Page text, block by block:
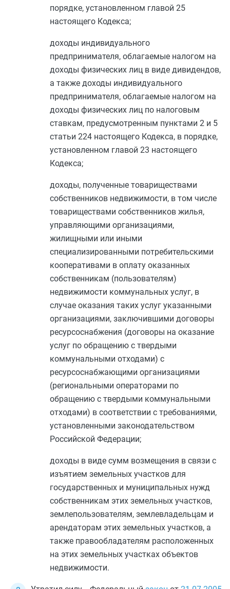
порядке, установленном главой 25
настоящего Кодекса;
доходы индивидуального
предпринимателя, облагаемые налогом на
доходы физических лиц в виде дивидендов,
а также доходы индивидуального
предпринимателя, облагаемые налогом на
доходы физических лиц по налоговым
ставкам, предусмотренным пунктами 2 и 5
статьи 224 настоящего Кодекса, в порядке,
установленном главой 23 настоящего
Кодекса;
доходы, полученные товариществами
собственников недвижимости, в том числе
товариществами собственников жилья,
управляющими организациями,
жилищными или иными
специализированными потребительскими
кооперативами в оплату оказанных
собственникам (пользователям)
недвижимости коммунальных услуг, в
случае оказания таких услуг указанными
организациями, заключившими договоры
ресурсоснабжения (договоры на оказание
услуг по обращению с твердыми
коммунальными отходами) с
ресурсоснабжающими организациями
(региональными операторами по
обращению с твердыми коммунальными
отходами) в соответствии с требованиями,
установленными законодательством
Российской Федерации;
доходы в виде сумм возмещения в связи с
изъятием земельных участков для
государственных и муниципальных нужд
собственникам этих земельных участков,
землепользователям, землевладельцам и
арендаторам этих земельных участков, а
также правообладателям расположенных
на этих земельных участках объектов
недвижимости.